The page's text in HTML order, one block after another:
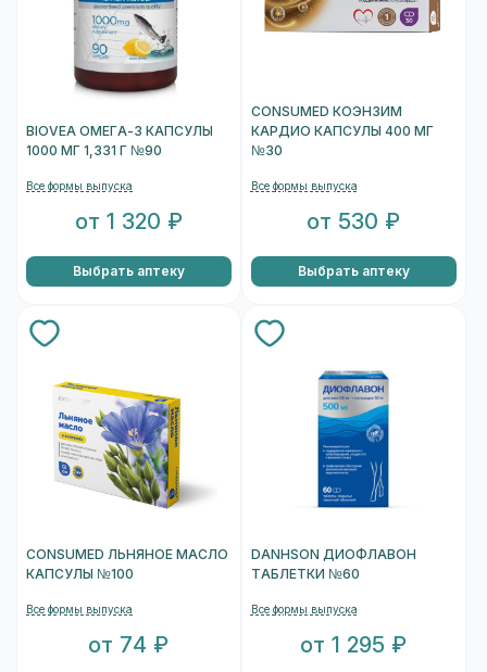
BIOVEA ОМЕГА-3 КАПСУЛЫ
1000 МГ 1,331 Г №90
Все формы выпуска
от 1 320 ₽
Выбрать аптеку
CONSUMED КОЭНЗИМ
КАРДИО КАПСУЛЫ 400 МГ
№30
Все формы выпуска
от 530 ₽
Выбрать аптеку
CONSUMED ЛЬНЯНОЕ МАСЛО
КАПСУЛЫ №100
Все формы выпуска
от 74 ₽
DANHSON ДИОФЛАВОН
ТАБЛЕТКИ №60
Все формы выпуска
от 1 295 ₽